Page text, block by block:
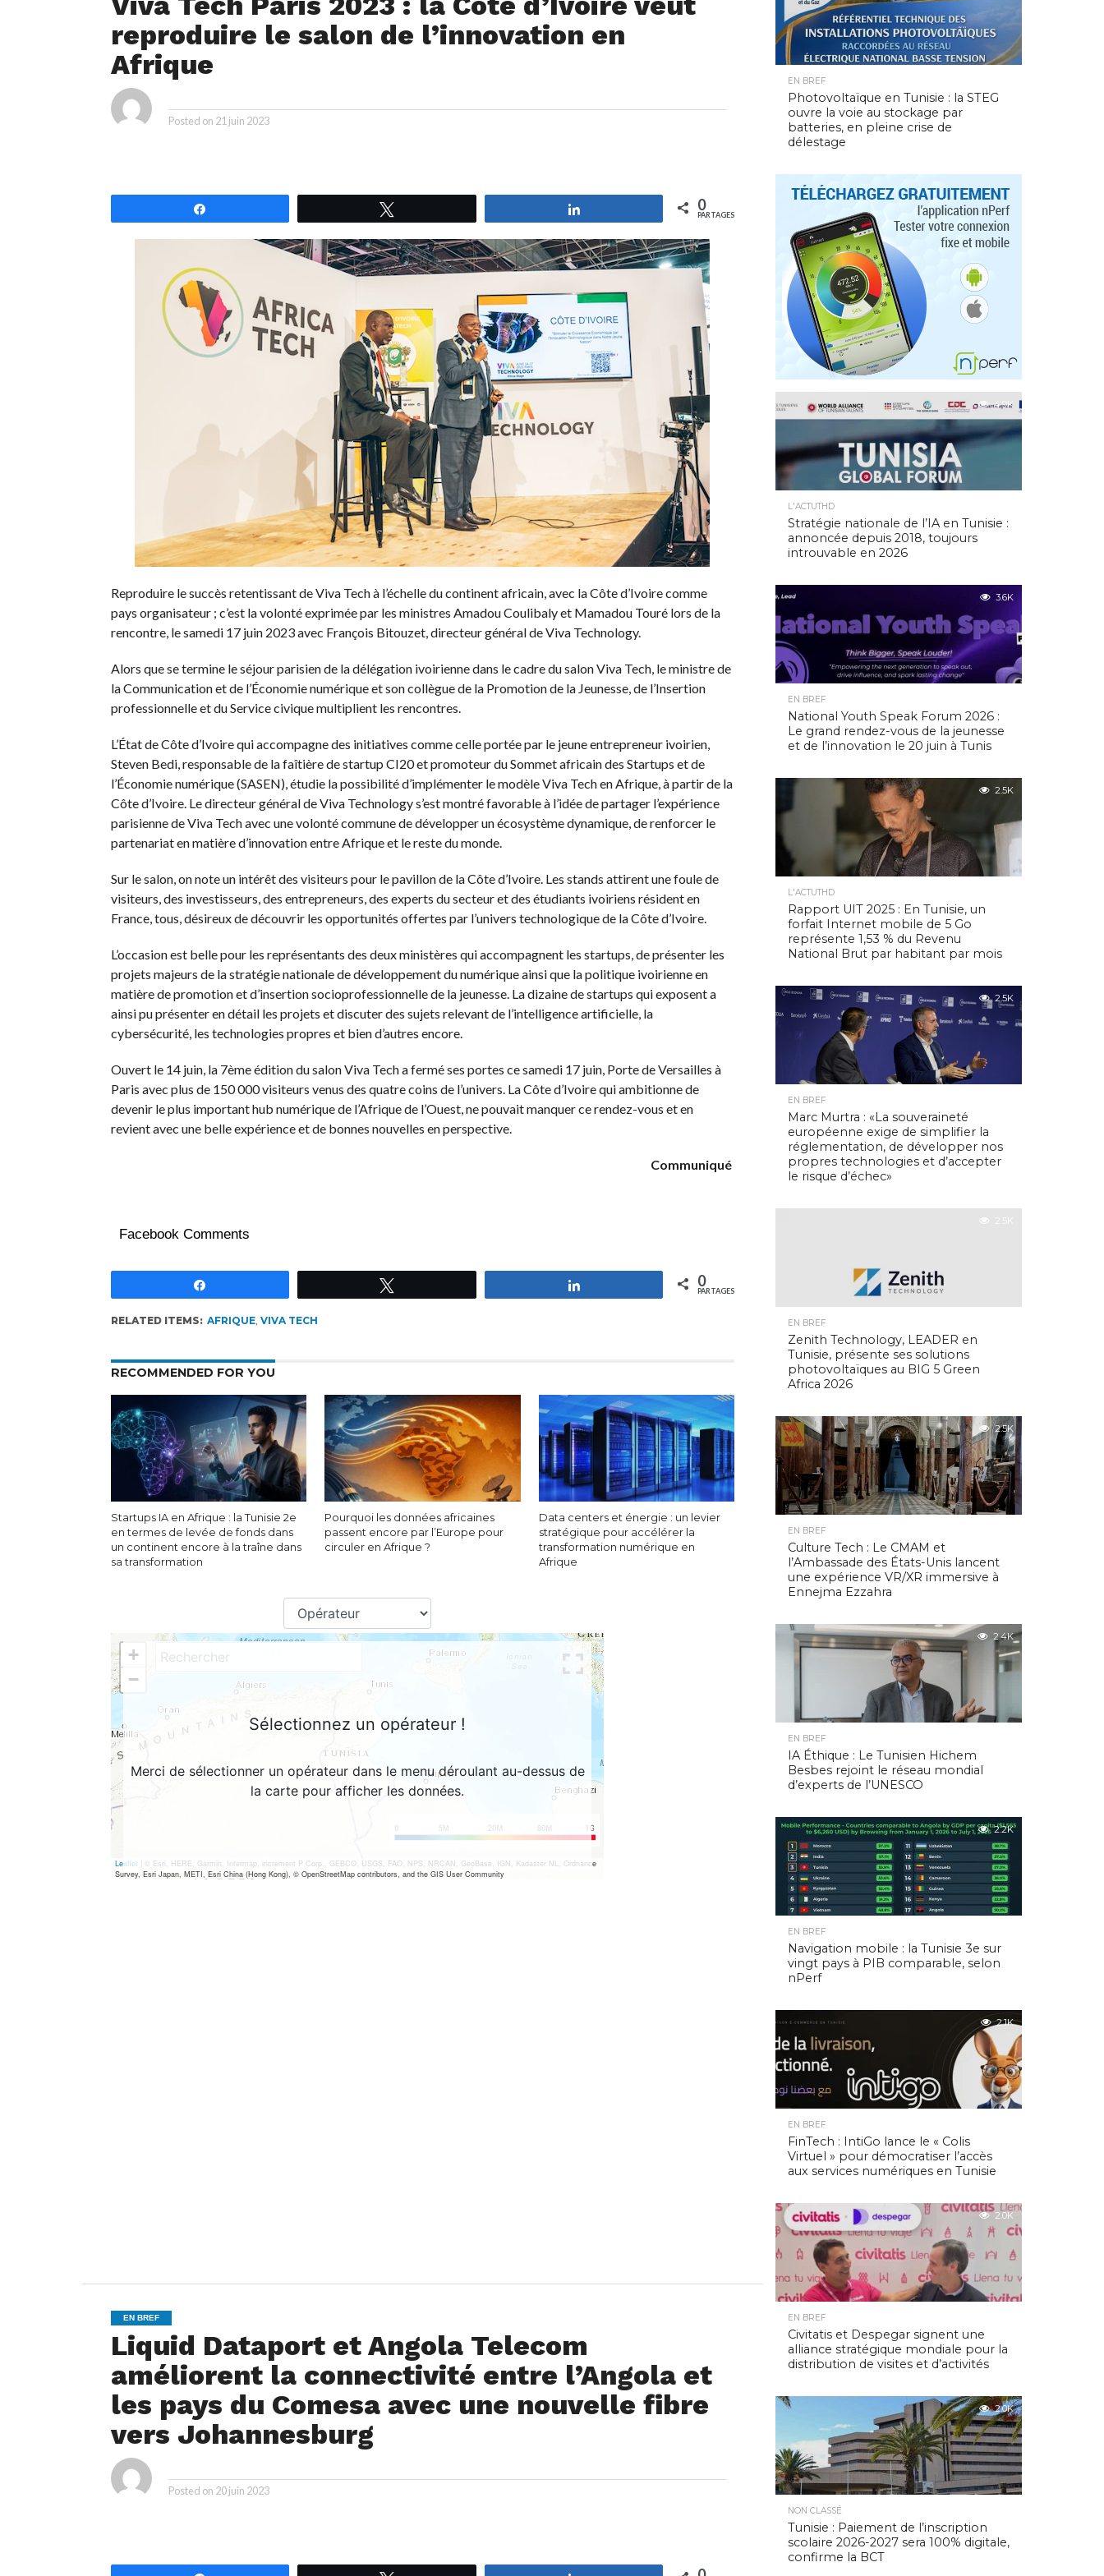
reproduire le salon de l’innovation en
Afrique
Posted on 21 juin 2023
0
PARTAGES
Reproduire le succès retentissant de Viva Tech à l’échelle du continent africain, avec la Côte d’Ivoire comme
pays organisateur ; c’est la volonté exprimée par les ministres Amadou Coulibaly et Mamadou Touré lors de la
rencontre, le samedi 17 juin 2023 avec François Bitouzet, directeur général de Viva Technology.
Alors que se termine le séjour parisien de la délégation ivoirienne dans le cadre du salon Viva Tech, le ministre de
la Communication et de l’Économie numérique et son collègue de la Promotion de la Jeunesse, de l’Insertion
professionnelle et du Service civique multiplient les rencontres.
L’État de Côte d’Ivoire qui accompagne des initiatives comme celle portée par le jeune entrepreneur ivoirien,
Steven Bedi, responsable de la faîtière de startup CI20 et promoteur du Sommet africain des Startups et de
l’Économie numérique (SASEN), étudie la possibilité d’implémenter le modèle Viva Tech en Afrique, à partir de la
Côte d’Ivoire. Le directeur général de Viva Technology s’est montré favorable à l’idée de partager l’expérience
parisienne de Viva Tech avec une volonté commune de développer un écosystème dynamique, de renforcer le
partenariat en matière d’innovation entre Afrique et le reste du monde.
Sur le salon, on note un intérêt des visiteurs pour le pavillon de la Côte d’Ivoire. Les stands attirent une foule de
visiteurs, des investisseurs, des entrepreneurs, des experts du secteur et des étudiants ivoiriens résident en
France, tous, désireux de découvrir les opportunités offertes par l’univers technologique de la Côte d’Ivoire.
L’occasion est belle pour les représentants des deux ministères qui accompagnent les startups, de présenter les
projets majeurs de la stratégie nationale de développement du numérique ainsi que la politique ivoirienne en
matière de promotion et d’insertion socioprofessionnelle de la jeunesse. La dizaine de startups qui exposent a
ainsi pu présenter en détail les projets et discuter des sujets relevant de l’intelligence artificielle, la
cybersécurité, les technologies propres et bien d’autres encore.
Ouvert le 14 juin, la 7ème édition du salon Viva Tech a fermé ses portes ce samedi 17 juin, Porte de Versailles à
Paris avec plus de 150 000 visiteurs venus des quatre coins de l’univers. La Côte d’Ivoire qui ambitionne de
devenir le plus important hub numérique de l’Afrique de l’Ouest, ne pouvait manquer ce rendez-vous et en
revient avec une belle expérience et de bonnes nouvelles en perspective.
Communiqué
Facebook Comments
0
PARTAGES
RELATED ITEMS: AFRIQUE, VIVA TECH
RECOMMENDED FOR YOU
Startups IA en Afrique : la Tunisie 2e
en termes de levée de fonds dans
un continent encore à la traîne dans
sa transformation
Pourquoi les données africaines
passent encore par l’Europe pour
circuler en Afrique ?
Data centers et énergie : un levier
stratégique pour accélérer la
transformation numérique en
Afrique
EN BREF
Liquid Dataport et Angola Telecom
améliorent la connectivité entre l’Angola et
les pays du Comesa avec une nouvelle fibre
vers Johannesburg
Posted on 20 juin 2023
EN BREF
Photovoltaïque en Tunisie : la STEG
ouvre la voie au stockage par
batteries, en pleine crise de
délestage
4.9K
L'ACTUTHD
Stratégie nationale de l’IA en Tunisie :
annoncée depuis 2018, toujours
introuvable en 2026
3.6K
EN BREF
National Youth Speak Forum 2026 :
Le grand rendez-vous de la jeunesse
et de l’innovation le 20 juin à Tunis
2.5K
L'ACTUTHD
Rapport UIT 2025 : En Tunisie, un
forfait Internet mobile de 5 Go
représente 1,53 % du Revenu
National Brut par habitant par mois
2.5K
EN BREF
Marc Murtra : «La souveraineté
européenne exige de simplifier la
réglementation, de développer nos
propres technologies et d’accepter
le risque d’échec»
2.5K
EN BREF
Zenith Technology, LEADER en
Tunisie, présente ses solutions
photovoltaïques au BIG 5 Green
Africa 2026
2.5K
EN BREF
Culture Tech : Le CMAM et
l’Ambassade des États-Unis lancent
une expérience VR/XR immersive à
Ennejma Ezzahra
2.4K
EN BREF
IA Éthique : Le Tunisien Hichem
Besbes rejoint le réseau mondial
d’experts de l’UNESCO
2.2K
EN BREF
Navigation mobile : la Tunisie 3e sur
vingt pays à PIB comparable, selon
nPerf
2.1K
EN BREF
FinTech : IntiGo lance le « Colis
Virtuel » pour démocratiser l’accès
aux services numériques en Tunisie
2.0K
EN BREF
Civitatis et Despegar signent une
alliance stratégique mondiale pour la
distribution de visites et d’activités
2.0K
NON CLASSÉ
Tunisie : Paiement de l’inscription
scolaire 2026-2027 sera 100% digitale,
confirme la BCT